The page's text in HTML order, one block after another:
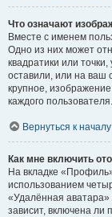
Что означают
Вместе с именем
Одно из них может
квадратики или
оставили, или на ваш
крупное,
каждого пользователя.
Вернуться к началу
Как мне включить
На вкладке
использованием
«Удалённая
зависит, включена ли